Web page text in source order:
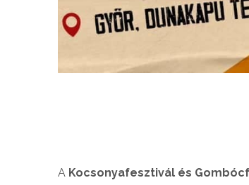
A Kocsonyafesztivál és